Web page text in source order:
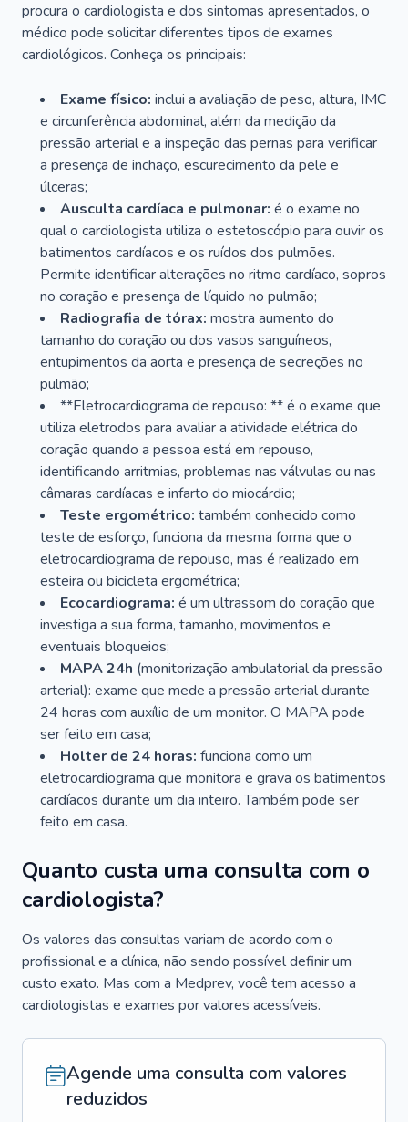
procura o cardiologista e dos sintomas apresentados, o
médico pode solicitar diferentes tipos de exames
cardiológicos. Conheça os principais:
Exame físico: inclui a avaliação de peso, altura, IMC
e circunferência abdominal, além da medição da
pressão arterial e a inspeção das pernas para verificar
a presença de inchaço, escurecimento da pele e
úlceras;
Ausculta cardíaca e pulmonar: é o exame no
qual o cardiologista utiliza o estetoscópio para ouvir os
batimentos cardíacos e os ruídos dos pulmões.
Permite identificar alterações no ritmo cardíaco, sopros
no coração e presença de líquido no pulmão;
Radiografia de tórax: mostra aumento do
tamanho do coração ou dos vasos sanguíneos,
entupimentos da aorta e presença de secreções no
pulmão;
**Eletrocardiograma de repouso: ** é o exame que
utiliza eletrodos para avaliar a atividade elétrica do
coração quando a pessoa está em repouso,
identificando arritmias, problemas nas válvulas ou nas
câmaras cardíacas e infarto do miocárdio;
Teste ergométrico: também conhecido como
teste de esforço, funciona da mesma forma que o
eletrocardiograma de repouso, mas é realizado em
esteira ou bicicleta ergométrica;
Ecocardiograma: é um ultrassom do coração que
investiga a sua forma, tamanho, movimentos e
eventuais bloqueios;
MAPA 24h (monitorização ambulatorial da pressão
arterial): exame que mede a pressão arterial durante
24 horas com auxílio de um monitor. O MAPA pode
ser feito em casa;
Holter de 24 horas: funciona como um
eletrocardiograma que monitora e grava os batimentos
cardíacos durante um dia inteiro. Também pode ser
feito em casa.
Quanto custa uma consulta com o
cardiologista?
Os valores das consultas variam de acordo com o
profissional e a clínica, não sendo possível definir um
custo exato. Mas com a Medprev, você tem acesso a
cardiologistas e exames por valores acessíveis.
Agende uma consulta com valores
reduzidos